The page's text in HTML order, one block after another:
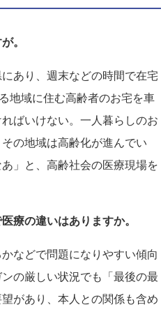
。
あり、週末などの時間で在宅
地域に住む高齢者のお宅を車
ばいけない。一人暮らしのお
の地域は高齢化が進んでい
」と、高齢社会の医療現場を
療の違いはありますか。
などで問題になりやすい傾向
の厳しい状況でも「最後の最
があり、本人との関係も含め